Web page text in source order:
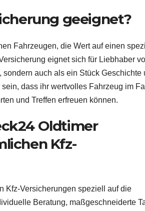
geeignet?
Fahrzeugen, die Wert auf einen
eignet sich für Liebhaber
auch als ein Stück Geschichte
dass ihr wertvolles Fahrzeug im
und Treffen erfreuen können.
Oldtimer
Kfz-
Kfz-Versicherungen speziell auf die
Beratung, maßgeschneiderte